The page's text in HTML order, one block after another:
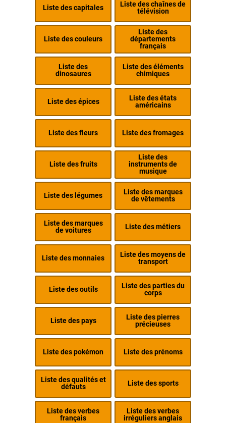
Liste des capitales
Liste des chaînes de
télévision
Liste des couleurs
Liste des
départements
français
Liste des
dinosaures
Liste des éléments
chimiques
Liste des épices
Liste des états
américains
Liste des fleurs Liste des fromages
Liste des fruits
Liste des
instruments de
musique
Liste des légumes
Liste des marques
de vêtements
Liste des marques
de voitures
Liste des métiers
Liste des monnaies
Liste des moyens de
transport
Liste des outils
Liste des parties du
corps
Liste des pays
Liste des pierres
précieuses
Liste des pokémon Liste des prénoms
Liste des qualités et
défauts
Liste des sports
Liste des verbes
français
Liste des verbes
irréguliers anglais